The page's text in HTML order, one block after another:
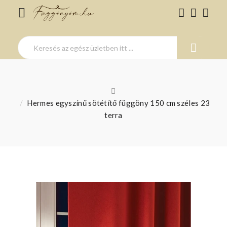
Hermes egyszínű sötétítő függöny 150 cm széles 23
terra